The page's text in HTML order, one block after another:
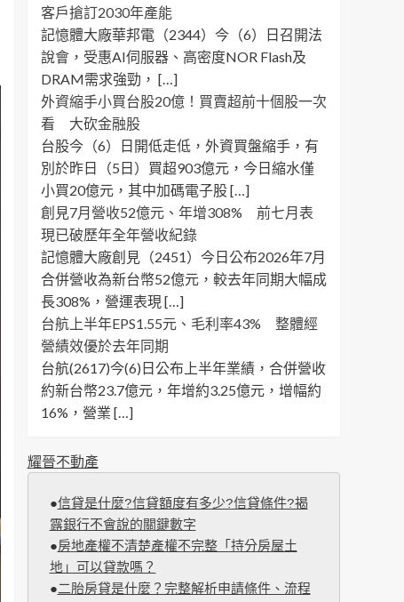
客戶搶訂2030年產能
記憶體大廠華邦電（2344）今（6）日召開法
說會，受惠AI伺服器、高密度NOR Flash及
DRAM需求強勁， […]
外資縮手小買台股20億！買賣超前十個股一次
看 大砍金融股
台股今（6）日開低走低，外資買盤縮手，有
別於昨日（5日）買超903億元，今日縮水僅
小買20億元，其中加碼電子股 […]
創見7月營收52億元、年增308% 前七月表
現已破歷年全年營收紀錄
記憶體大廠創見（2451）今日公布2026年7月
合併營收為新台幣52億元，較去年同期大幅成
長308%，營運表現 […]
台航上半年EPS1.55元、毛利率43% 整體經
營績效優於去年同期
台航(2617)今(6)日公布上半年業績，合併營收
約新台幣23.7億元，年增約3.25億元，增幅約
16%，營業 […]
耀晉不動產
●信貸是什麼?信貸額度有多少?信貸條件?揭
露銀行不會說的關鍵數字
●房地產權不清楚產權不完整「持分房屋土
地」可以貸款嗎？
●二胎房貸是什麼？完整解析申請條件、流程